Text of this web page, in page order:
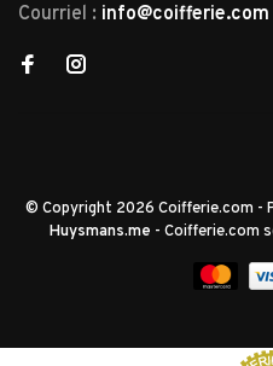
Courriel : info@coifferie.com
© Copyright 2026 Coifferie.com -
Huysmans.me - Coifferie.com